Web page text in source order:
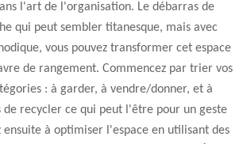
l'art de l'organisation. Le débarras de
qui peut sembler titanesque, mais avec
vous pouvez transformer cet espace
de rangement. Commencez par trier vos
: à garder, à vendre/donner, et à
de recycler ce qui peut l'être pour un geste
ensuite à optimiser l'espace en utilisant des